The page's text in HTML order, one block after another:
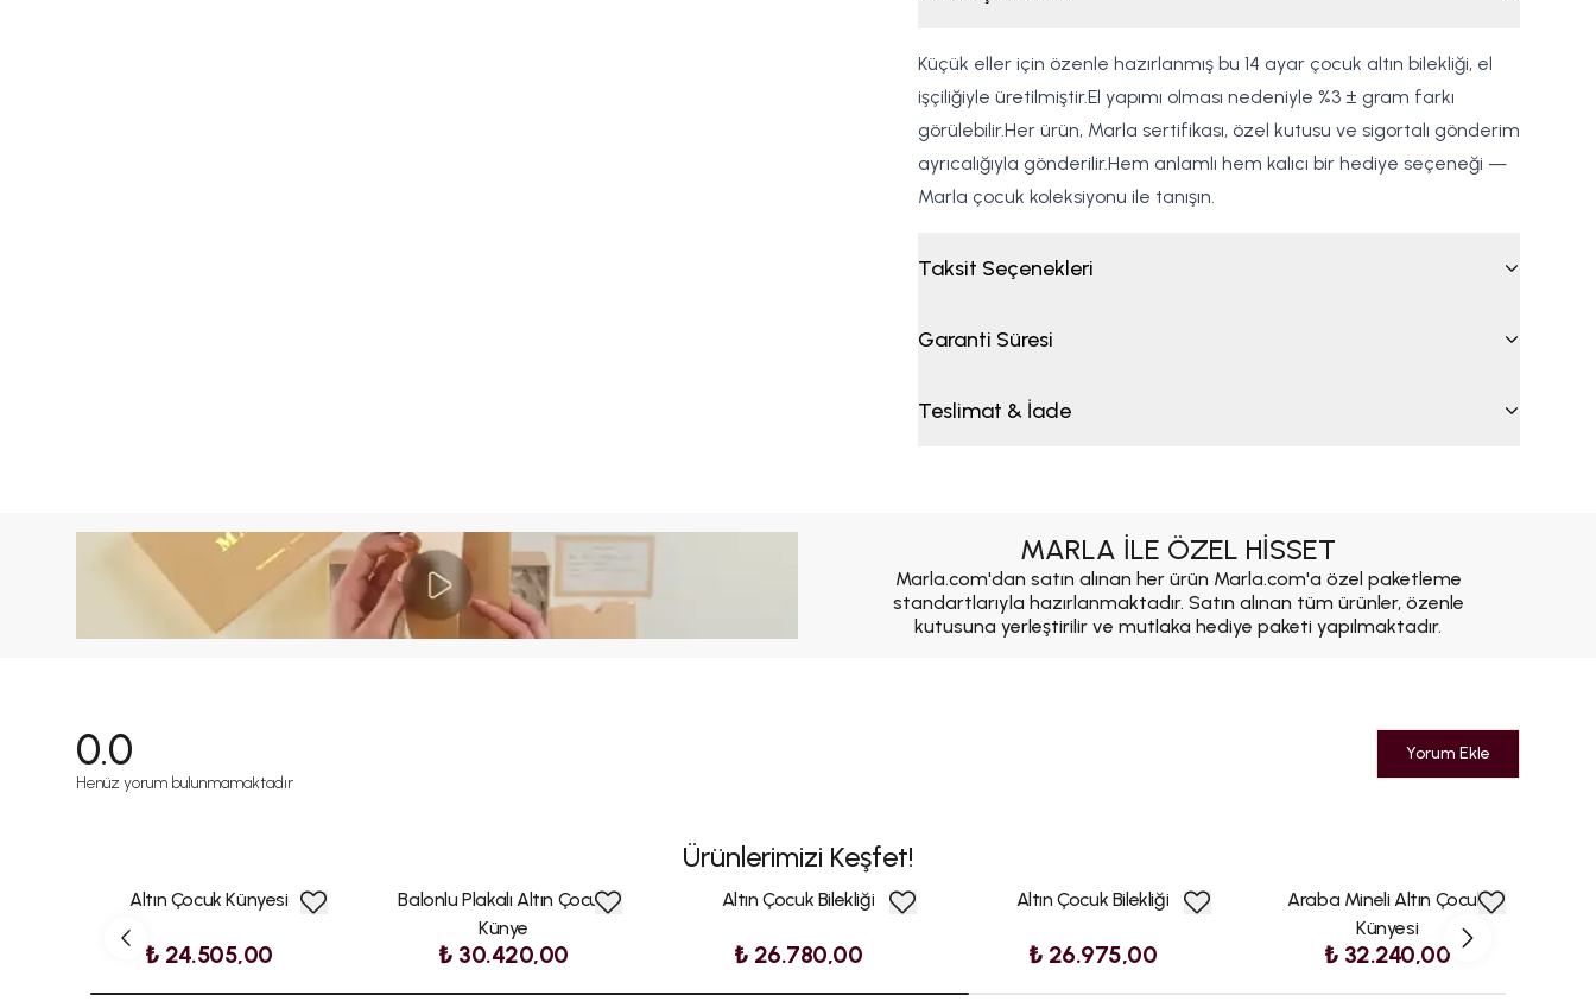
Küçük eller için özenle hazırlanmış bu 14 ayar çocuk altın bilekliği, el
işçiliğiyle üretilmiştir.El yapımı olması nedeniyle %3 ± gram farkı
görülebilir.Her ürün, Marla sertifikası, özel kutusu ve sigortalı gönderim
ayrıcalığıyla gönderilir.Hem anlamlı hem kalıcı bir hediye seçeneği —
Marla çocuk koleksiyonu ile tanışın.
Taksit Seçenekleri
Garanti Süresi
Teslimat & İade
MARLA İLE ÖZEL HİSSET
Marla.com'dan satın alınan her ürün Marla.com'a özel paketleme
standartlarıyla hazırlanmaktadır. Satın alınan tüm ürünler, özenle
kutusuna yerleştirilir ve mutlaka hediye paketi yapılmaktadır.
0.0
Henüz yorum bulunmamaktadır
Yorum Ekle
Ürünlerimizi Keşfet!
Altın Çocuk Künyesi
₺ 24.505,00
Balonlu Plakalı Altın Çocuk
Künye
₺ 30.420,00
Altın Çocuk Bilekliği
₺ 26.780,00
Altın Çocuk Bilekliği
₺ 26.975,00
Araba Mineli Altın Çocuk
Künyesi
₺ 32.240,00